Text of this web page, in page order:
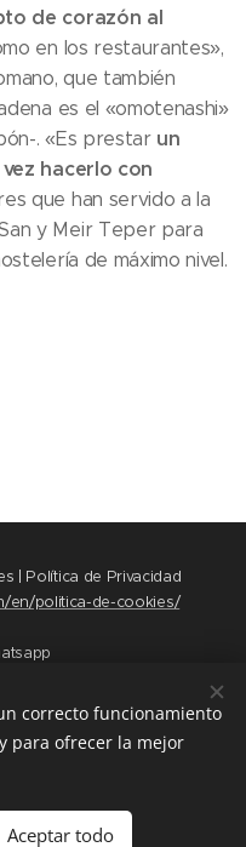
de corazón al
en los restaurantes»,
que también
es el «omotenashi»
. «Es prestar un
hacerlo con
que han servido a la
y Meir Teper para
de máximo nivel.
| Política de Privacidad
en/politica-de-cookies/
Cookies
correcto funcionamiento
para ofrecer la mejor
Aceptar todo